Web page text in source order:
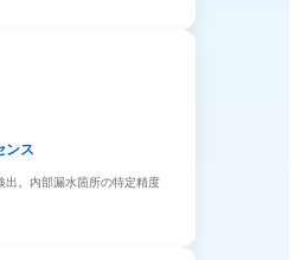
ンス
出。内部漏水箇所の特定精度